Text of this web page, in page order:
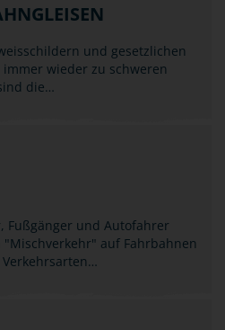
und gesetzlichen
wieder zu schweren
die…
Fußgänger und Autofahrer
auf Fahrbahnen